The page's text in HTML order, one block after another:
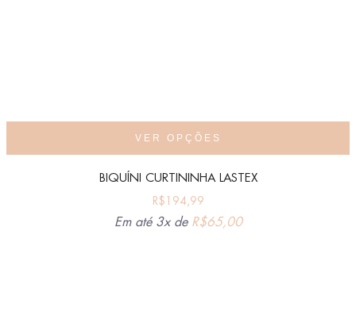
VER OPÇÕES
BIQUÍNI CURTININHA LASTEX
R$194,99
Em até 3x de R$65,00